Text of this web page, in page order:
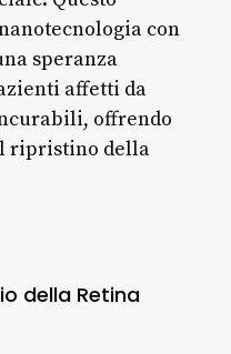
con
speranza
affetti da
offrendo
ripristino della
della Retina